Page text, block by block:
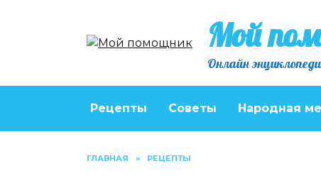
Мой
Онлайн
Рецепты Советы Народная
ГЛАВНАЯ » РЕЦЕПТЫ